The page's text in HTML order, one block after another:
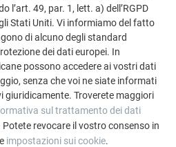
l’art. 49, par. 1, lett. a) dell’RGPD
Stati Uniti. Vi informiamo del fatto
di alcuno degli standard
dei dati europei. In
possono accedere ai vostri dati
senza che voi ne siate informati
giuridicamente. Troverete maggiori
sul trattamento dei dati
Potete revocare il vostro consenso in
impostazioni sui cookie.